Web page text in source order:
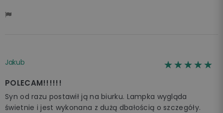
Jakub ☆☆☆☆☆
★★★★★
POLECAM!!!!!!
Syn od razu postawił ją na biurku. Lampka wygląda
świetnie i jest wykonana z dużą dbałością o szczegóły.